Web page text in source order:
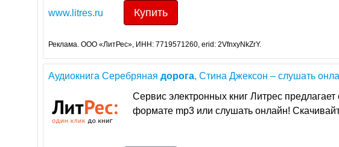
www.litres.ru Купить
Реклама. ООО «ЛитРес», ИНН: 7719571260, erid: 2VfnxyNkZrY.
Аудиокнига Серебряная дорога, Стина Джексон – слушать
Сервис электронных книг Литрес
формате mp3 или слушать онлайн!